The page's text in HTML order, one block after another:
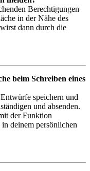
Berechtigungen
in der Nähe des
dann durch die
beim Schreiben eines
speichern und
und absenden.
der Funktion
deinem persönlichen